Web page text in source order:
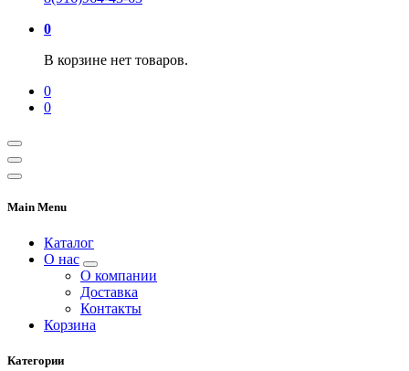
0
В корзине нет товаров.
0
0
Main Menu
Каталог
О нас
О компании
Доставка
Контакты
Корзина
Категории